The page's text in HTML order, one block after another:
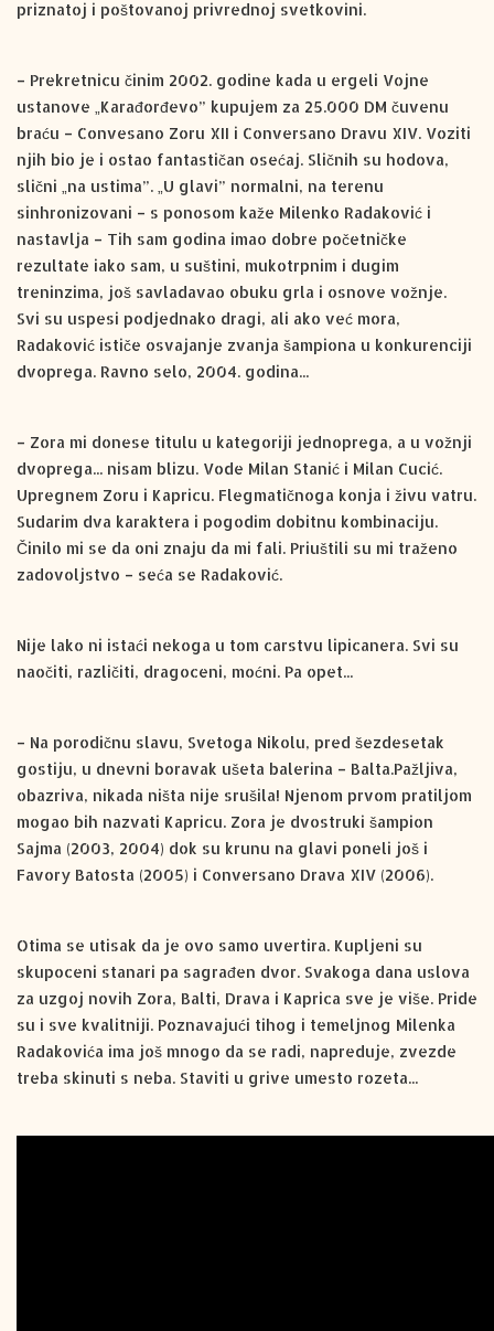
priznatoj i poštovanoj privrednoj svetkovini.
– Prekretnicu činim 2002. godine kada u ergeli Vojne
ustanove „Karađorđevo” kupujem za 25.000 DM čuvenu
braću – Convesano Zoru XII i Conversano Dravu XIV. Voziti
njih bio je i ostao fantastičan osećaj. Sličnih su hodova,
slični „na ustima”. „U glavi” normalni, na terenu
sinhronizovani – s ponosom kaže Milenko Radaković i
nastavlja – Tih sam godina imao dobre početničke
rezultate iako sam, u suštini, mukotrpnim i dugim
treninzima, još savladavao obuku grla i osnove vožnje.
Svi su uspesi podjednako dragi, ali ako već mora,
Radaković ističe osvajanje zvanja šampiona u konkurenciji
dvoprega. Ravno selo, 2004. godina...
– Zora mi donese titulu u kategoriji jednoprega, a u vožnji
dvoprega... nisam blizu. Vode Milan Stanić i Milan Cucić.
Upregnem Zoru i Kapricu. Flegmatičnoga konja i živu vatru.
Sudarim dva karaktera i pogodim dobitnu kombinaciju.
Činilo mi se da oni znaju da mi fali. Priuštili su mi traženo
zadovoljstvo – seća se Radaković.
Nije lako ni istaći nekoga u tom carstvu lipicanera. Svi su
naočiti, različiti, dragoceni, moćni. Pa opet...
– Na porodičnu slavu, Svetoga Nikolu, pred šezdesetak
gostiju, u dnevni boravak ušeta balerina – Balta.Pažljiva,
obazriva, nikada ništa nije srušila! Njenom prvom pratiljom
mogao bih nazvati Kapricu. Zora je dvostruki šampion
Sajma (2003, 2004) dok su krunu na glavi poneli još i
Favory Batosta (2005) i Conversano Drava XIV (2006).
Otima se utisak da je ovo samo uvertira. Kupljeni su
skupoceni stanari pa sagrađen dvor. Svakoga dana uslova
za uzgoj novih Zora, Balti, Drava i Kaprica sve je više. Pride
su i sve kvalitniji. Poznavajući tihog i temeljnog Milenka
Radakovića ima još mnogo da se radi, napreduje, zvezde
treba skinuti s neba. Staviti u grive umesto rozeta...